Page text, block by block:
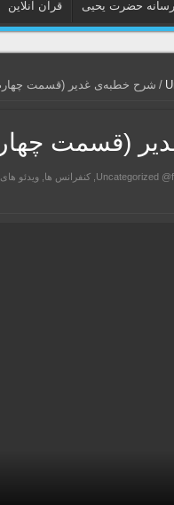
رسانه حضرت یحیی قرآن آنلاین
/ شرح خطبه‌ی غدیر (قسمت
(قسمت
Uncategorized
,کنفرانس ها ,ویدئو